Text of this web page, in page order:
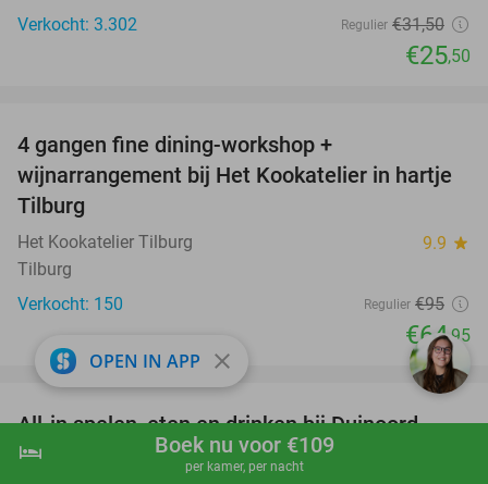
shopping_cart Boek nu
hotel Boek nu voor €109
per kamer, per nacht
Verkocht: 3.302
Regulier €31,50
€25,50
4 gangen fine dining-workshop +
wijnarrangement bij Het Kookatelier in hartje
Tilburg
Het Kookatelier Tilburg 9.9 star
Tilburg
Verkocht: 150
Regulier €95
€64,95
19%
favorite_border
All-in spelen, eten en drinken bij Duinoord
Duinoord
OPEN IN APP close